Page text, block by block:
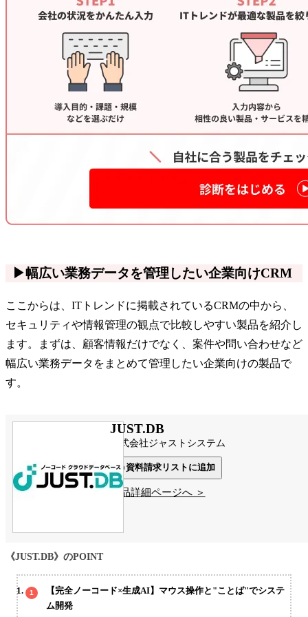
▶幅広い業務データを管理したい企業向けCRM
ここからは、ITトレンドに掲載されているCRMの中から、
セキュリティや情報管理の観点で比較しやすい製品を紹介し
ます。まずは、顧客情報だけでなく、案件や問い合わせなど
幅広い業務データをまとめて管理したい企業向けの製品で
す。
JUST.DB
株式会社ジャストシステム
資料請求リストに追加
製品詳細ページへ ＞
《JUST.DB》のPOINT
【完全ノーコード×生成AI】マウス操作と"ことば"でシステ
ム開発